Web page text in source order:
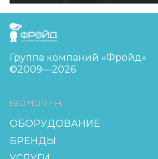
FreudGroup
Группа компаний «Фройд»
©2009—2026
ISOMORPH
ОБОРУДОВАНИЕ
БРЕНДЫ